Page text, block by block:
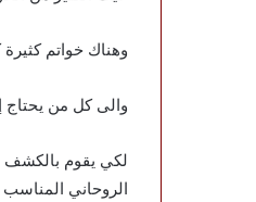
وهناك خواتم
والى كل من يحتاج
لكي يقوم بالكشف
الروحاني المناسب